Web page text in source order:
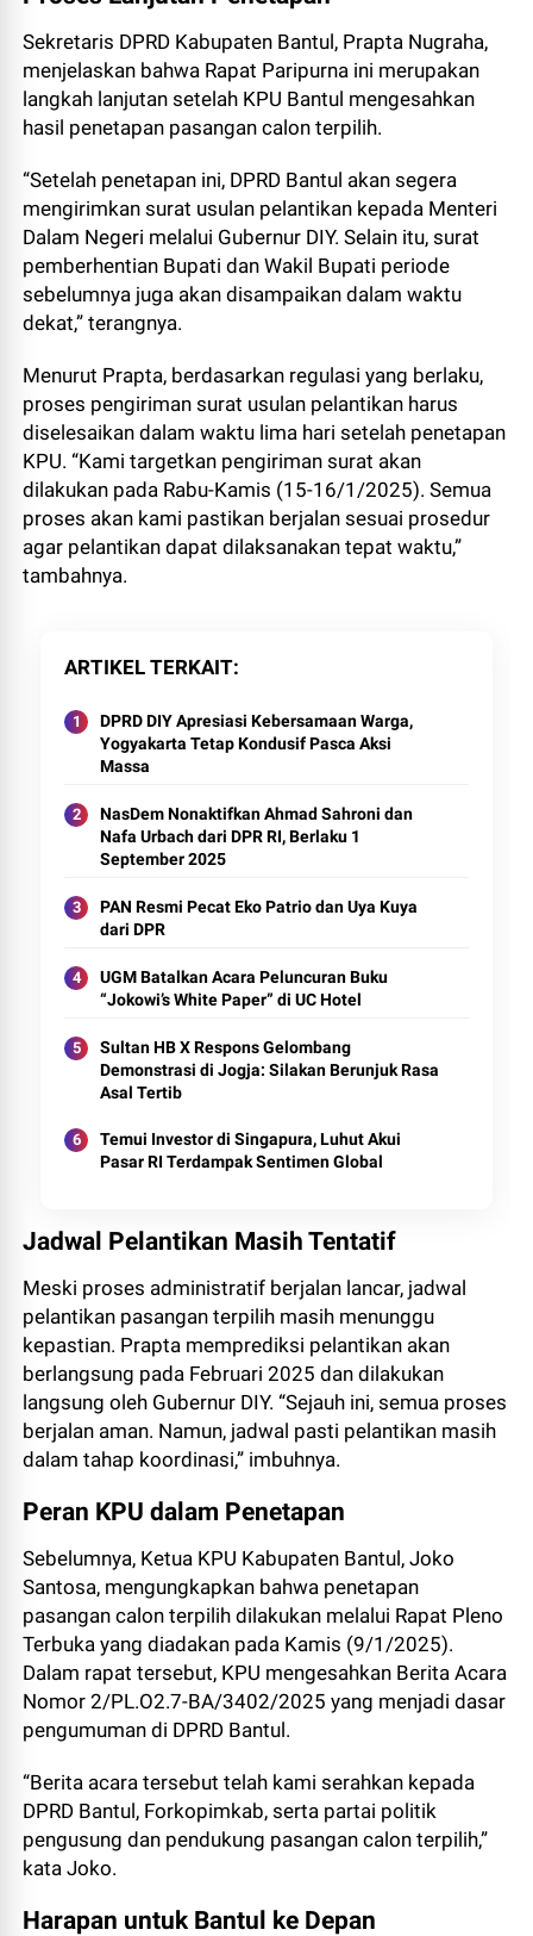
Sekretaris DPRD Kabupaten Bantul, Prapta Nugraha,
menjelaskan bahwa Rapat Paripurna ini merupakan
langkah lanjutan setelah KPU Bantul mengesahkan
hasil penetapan pasangan calon terpilih.
“Setelah penetapan ini, DPRD Bantul akan segera
mengirimkan surat usulan pelantikan kepada Menteri
Dalam Negeri melalui Gubernur DIY. Selain itu, surat
pemberhentian Bupati dan Wakil Bupati periode
sebelumnya juga akan disampaikan dalam waktu
dekat,” terangnya.
Menurut Prapta, berdasarkan regulasi yang berlaku,
proses pengiriman surat usulan pelantikan harus
diselesaikan dalam waktu lima hari setelah penetapan
KPU. “Kami targetkan pengiriman surat akan
dilakukan pada Rabu-Kamis (15-16/1/2025). Semua
proses akan kami pastikan berjalan sesuai prosedur
agar pelantikan dapat dilaksanakan tepat waktu,”
tambahnya.
ARTIKEL TERKAIT
DPRD DIY Apresiasi Kebersamaan Warga,
Yogyakarta Tetap Kondusif Pasca Aksi
Massa
NasDem Nonaktifkan Ahmad Sahroni dan
Nafa Urbach dari DPR RI, Berlaku 1
September 2025
PAN Resmi Pecat Eko Patrio dan Uya Kuya
dari DPR
UGM Batalkan Acara Peluncuran Buku
“Jokowi’s White Paper” di UC Hotel
Sultan HB X Respons Gelombang
Demonstrasi di Jogja: Silakan Berunjuk Rasa
Asal Tertib
Temui Investor di Singapura, Luhut Akui
Pasar RI Terdampak Sentimen Global
Jadwal Pelantikan Masih Tentatif
Meski proses administratif berjalan lancar, jadwal
pelantikan pasangan terpilih masih menunggu
kepastian. Prapta memprediksi pelantikan akan
berlangsung pada Februari 2025 dan dilakukan
langsung oleh Gubernur DIY. “Sejauh ini, semua proses
berjalan aman. Namun, jadwal pasti pelantikan masih
dalam tahap koordinasi,” imbuhnya.
Peran KPU dalam Penetapan
Sebelumnya, Ketua KPU Kabupaten Bantul, Joko
Santosa, mengungkapkan bahwa penetapan
pasangan calon terpilih dilakukan melalui Rapat Pleno
Terbuka yang diadakan pada Kamis (9/1/2025).
Dalam rapat tersebut, KPU mengesahkan Berita Acara
Nomor 2/PL.O2.7-BA/3402/2025 yang menjadi dasar
pengumuman di DPRD Bantul.
“Berita acara tersebut telah kami serahkan kepada
DPRD Bantul, Forkopimkab, serta partai politik
pengusung dan pendukung pasangan calon terpilih,”
kata Joko.
Harapan untuk Bantul ke Depan